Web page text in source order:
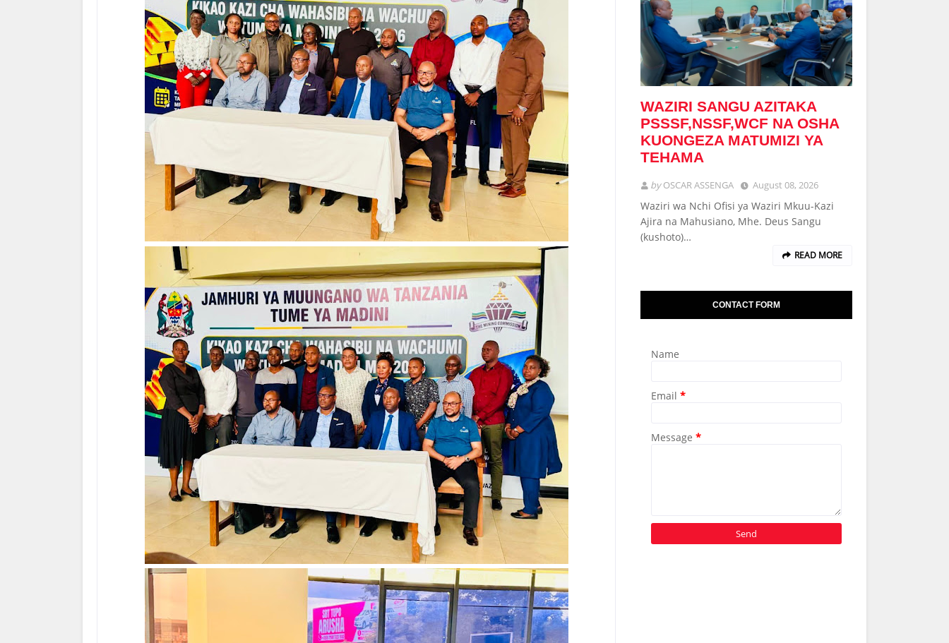
WAZIRI SANGU AZITAKA
PSSSF,NSSF,WCF NA OSHA
KUONGEZA MATUMIZI YA
TEHAMA
byOSCAR ASSENGA August 08, 2026
Waziri wa Nchi Ofisi ya Waziri Mkuu-Kazi
Ajira na Mahusiano, Mhe. Deus Sangu
(kushoto)…
READ MORE
CONTACT FORM
Name
Email *
Message *